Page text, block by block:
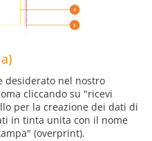
desiderato nel nostro
cliccando su "ricevi
per la creazione dei dati di
in tinta unita con il nome
(overprint).